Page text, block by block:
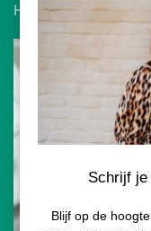
Home/
Schrijf
Blijf op de